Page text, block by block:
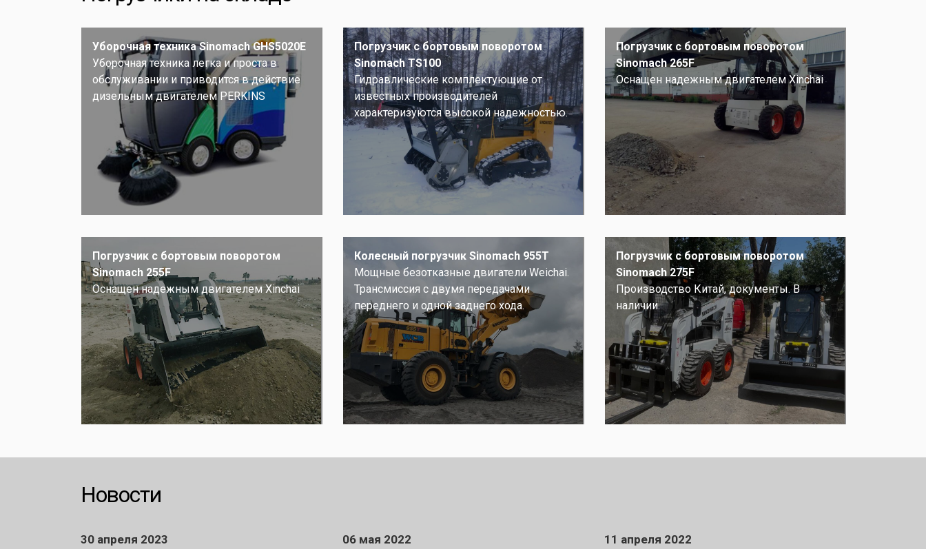
Уборочная техника Sinomach GHS5020E
Уборочная техника легка и проста в
обслуживании и приводится в действие
дизельным двигателем PERKINS
Погрузчик с бортовым поворотом
Sinomach TS100
Гидравлические комплектующие от
известных производителей
характеризуются высокой надежностью.
Погрузчик с бортовым поворотом
Sinomach 265F
Оснащен надежным двигателем Xinchai
Погрузчик с бортовым поворотом
Sinomach 255F
Оснащен надежным двигателем Xinchai
Колесный погрузчик Sinomach 955T
Мощные безотказные двигатели Weichai.
Трансмиссия с двумя передачами
переднего и одной заднего хода.
Погрузчик с бортовым поворотом
Sinomach 275F
Производство Китай, документы. В
наличии.
Новости
30 апреля 2023 06 мая 2022 11 апреля 2022